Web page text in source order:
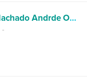
Danisa Pereira Machado Andrde Oliveira
-